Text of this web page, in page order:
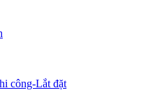
công-Lắt đặt